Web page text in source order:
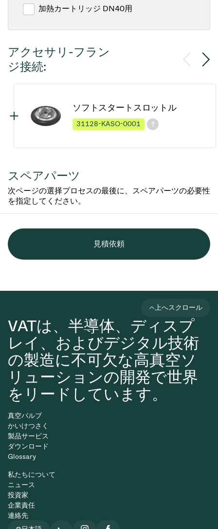
加熱カートリッジ DN40用
アクセサリ-フラン
ジ接続:
ソフトスタートスロットル
31128-KASO-0001
スペアパーツ
次ページの選择プロセスの最後に、スペアパーツの必要性
を指定してください。
見積依頼
VATは、半導体、ディスプ
レイ、およびデジタル技術
の製造に不可欠な高真空ソ
リューションの開発で世界
をリードしています。
上へスクロール
真空バルブ
かいけつさく
製品サービス
ダウンロード
Glossary
私たちについて
ニュース
投資家
企業責任
連絡先